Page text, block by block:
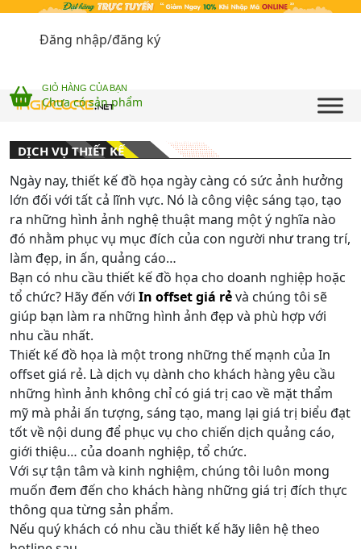
Đăng nhập/đăng ký
GIỎ HÀNG CỦA BẠN
Chưa có sản phẩm
DỊCH VỤ THIẾT KẾ
Ngày nay, thiết kế đồ họa ngày càng có sức ảnh hưởng
lớn đối với tất cả lĩnh vực. Nó là công việc sáng tạo, tạo
ra những hình ảnh nghệ thuật mang một ý nghĩa nào
đó nhằm phục vụ mục đích của con người như trang trí,
làm đẹp, in ấn, quảng cáo…
Bạn có nhu cầu thiết kế đồ họa cho doanh nghiệp hoặc
tổ chức? Hãy đến với In offset giá rẻvà chúng tôi sẽ
giúp bạn làm ra những hình ảnh đẹp và phù hợp với
nhu cầu nhất.
Thiết kế đồ họa là một trong những thế mạnh của In
offset giá rẻ. Là dịch vụ dành cho khách hàng yêu cầu
những hình ảnh không chỉ có giá trị cao về mặt thẩm
mỹ mà phải ấn tượng, sáng tạo, mang lại giá trị biểu đạt
tốt về nội dung để phục vụ cho chiến dịch quảng cáo,
giới thiệu… của doanh nghiệp, tổ chức.
Với sự tận tâm và kinh nghiệm, chúng tôi luôn mong
muốn đem đến cho khách hàng những giá trị đích thực
thông qua từng sản phẩm.
Nếu quý khách có nhu cầu thiết kế hãy liên hệ theo